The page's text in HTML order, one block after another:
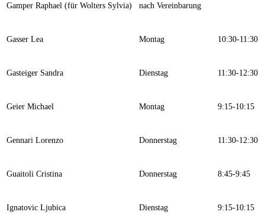
Gamper Raphael (für Wolters Sylvia) nach Vereinbarung
Gasser Lea Montag 10:30-11:30
Gasteiger Sandra Dienstag 11:30-12:30
Geier Michael Montag 9:15-10:15
Gennari Lorenzo Donnerstag 11:30-12:30
Guaitoli Cristina Donnerstag 8:45-9:45
Ignatovic Ljubica Dienstag 9:15-10:15